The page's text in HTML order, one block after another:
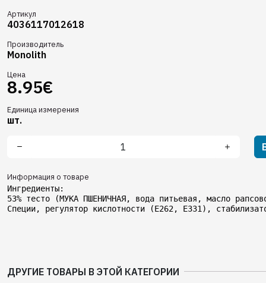
Артикул
4036117012618
Производитель
Monolith
Цена
8.95€
Единица измерения
шт.
Информация о товаре
Ингредиенты:
53% тесто (МУКА ПШЕНИЧНАЯ, вода питьевая, масло
Специи, регулятор кислотности (Е262, Е331),
ДРУГИЕ ТОВАРЫ В ЭТОЙ КАТЕГОРИИ